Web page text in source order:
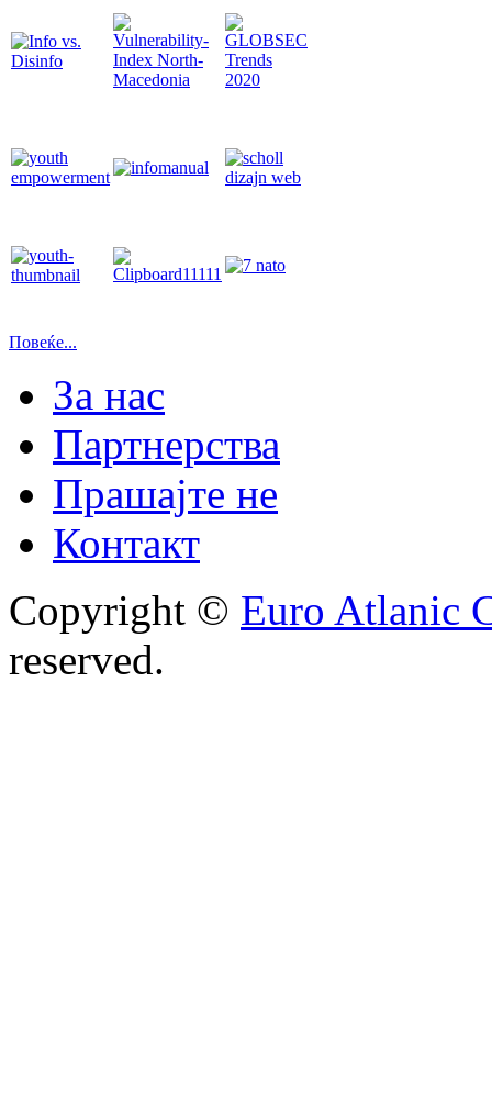
Повеќе...
За нас
Партнерства
Прашајте не
Контакт
Copyright © Euro Atlanic
reserved.